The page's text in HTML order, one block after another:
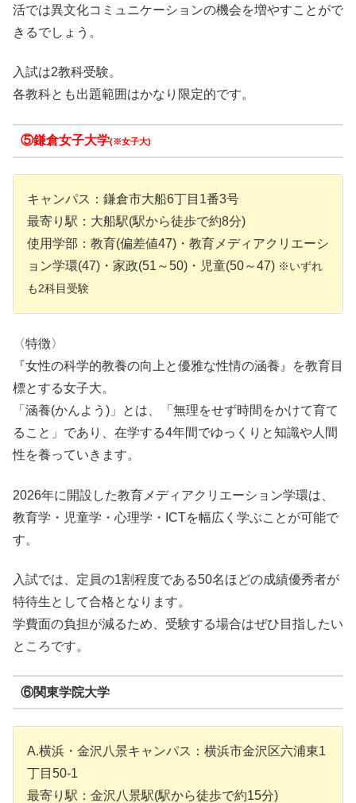
活では異文化コミュニケーションの機会を増やすことがで
きるでしょう。
入試は2教科受験。
各教科とも出題範囲はかなり限定的です。
⑤鎌倉女子大学(※女子大)
キャンパス：鎌倉市大船6丁目1番3号
最寄り駅：大船駅(駅から徒歩で約8分)
使用学部：教育(偏差値47)・教育メディアクリエーシ
ョン学環(47)・家政(51～50)・児童(50～47) ※いずれ
も2科目受験
〈特徴〉
『女性の科学的教養の向上と優雅な性情の涵養』を教育目
標とする女子大。
「涵養(かんよう)」とは、「無理をせず時間をかけて育て
ること」であり、在学する4年間でゆっくりと知識や人間
性を養っていきます。
2026年に開設した教育メディアクリエーション学環は、
教育学・児童学・心理学・ICTを幅広く学ぶことが可能で
す。
入試では、定員の1割程度である50名ほどの成績優秀者が
特待生として合格となります。
学費面の負担が減るため、受験する場合はぜひ目指したい
ところです。
⑥関東学院大学
A.横浜・金沢八景キャンパス：横浜市金沢区六浦東1
丁目50-1
最寄り駅：金沢八景駅(駅から徒歩で約15分)